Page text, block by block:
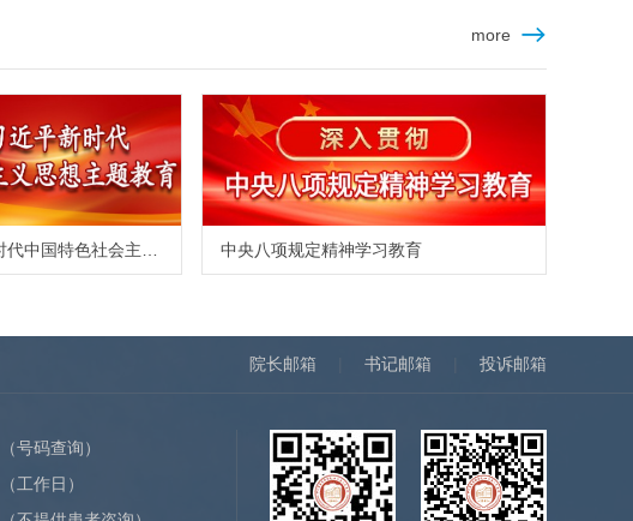
more
中央八项规定精神学习教育
院长邮箱 书记邮箱 投诉邮箱
（号码查询）
（工作日）